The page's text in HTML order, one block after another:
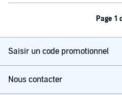
Page 1
Saisir un code promotionnel
Nous contacter